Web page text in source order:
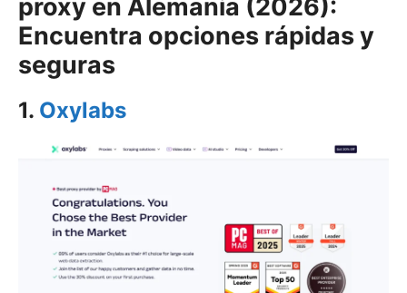
proxy en Alemania (2026):
Encuentra opciones rápidas y
seguras
1. Oxylabs